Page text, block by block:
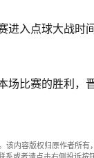
进入点球大战时
比赛的胜利，晋
该内容版权归原作者所